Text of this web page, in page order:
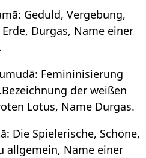
Geduld, Vergebung,
Durgas, Name einer
Femininisierung
der weißen
Lotus, Name Durgas.
Die Spielerische, Schöne,
allgemein, Name einer